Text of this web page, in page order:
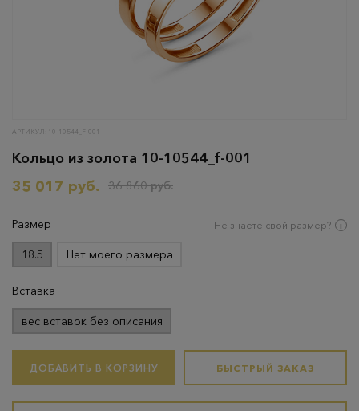
АРТИКУЛ: 10-10544_F-001
Кольцо из золота 10-10544_f-001
35 017 руб.
36 860 руб.
Размер Не знаете свой размер?
18.5 Нет моего размера
Вставка
вес вставок без описания
ДОБАВИТЬ В КОРЗИНУ БЫСТРЫЙ ЗАКАЗ